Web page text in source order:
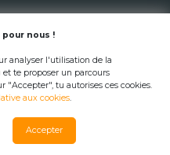
2026
nous !
analyser l'utilisation de la
te proposer un parcours
"Accepter", tu autorises ces cookies.
aux cookies.
Accepter